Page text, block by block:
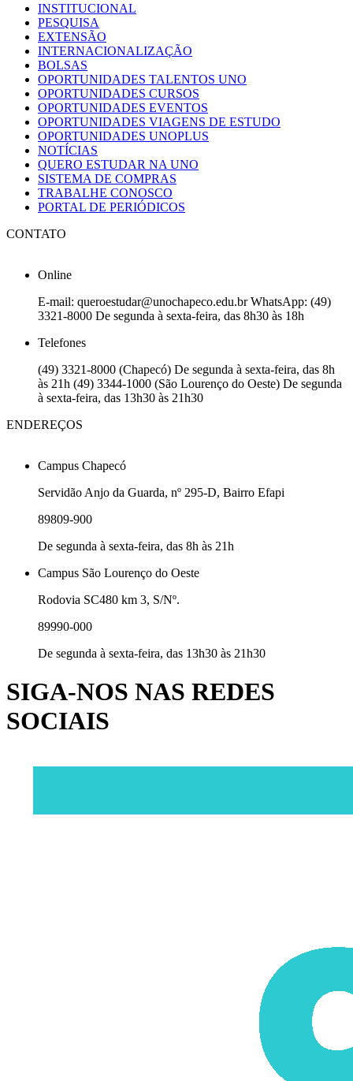
INSTITUCIONAL
PESQUISA
EXTENSÃO
INTERNACIONALIZAÇÃO
BOLSAS
OPORTUNIDADES TALENTOS UNO
OPORTUNIDADES CURSOS
OPORTUNIDADES EVENTOS
OPORTUNIDADES VIAGENS DE ESTUDO
OPORTUNIDADES UNOPLUS
NOTÍCIAS
QUERO ESTUDAR NA UNO
SISTEMA DE COMPRAS
TRABALHE CONOSCO
PORTAL DE PERIÓDICOS
CONTATO
Online
E-mail: queroestudar@unochapeco.edu.br WhatsApp: (49)
3321-8000 De segunda à sexta-feira, das 8h30 às 18h
Telefones
(49) 3321-8000 (Chapecó) De segunda à sexta-feira, das 8h
às 21h (49) 3344-1000 (São Lourenço do Oeste) De segunda
à sexta-feira, das 13h30 às 21h30
ENDEREÇOS
Campus Chapecó
Servidão Anjo da Guarda, nº 295-D, Bairro Efapi
89809-900
De segunda à sexta-feira, das 8h às 21h
Campus São Lourenço do Oeste
Rodovia SC480 km 3, S/Nº.
89990-000
De segunda à sexta-feira, das 13h30 às 21h30
SIGA-NOS NAS REDES
SOCIAIS